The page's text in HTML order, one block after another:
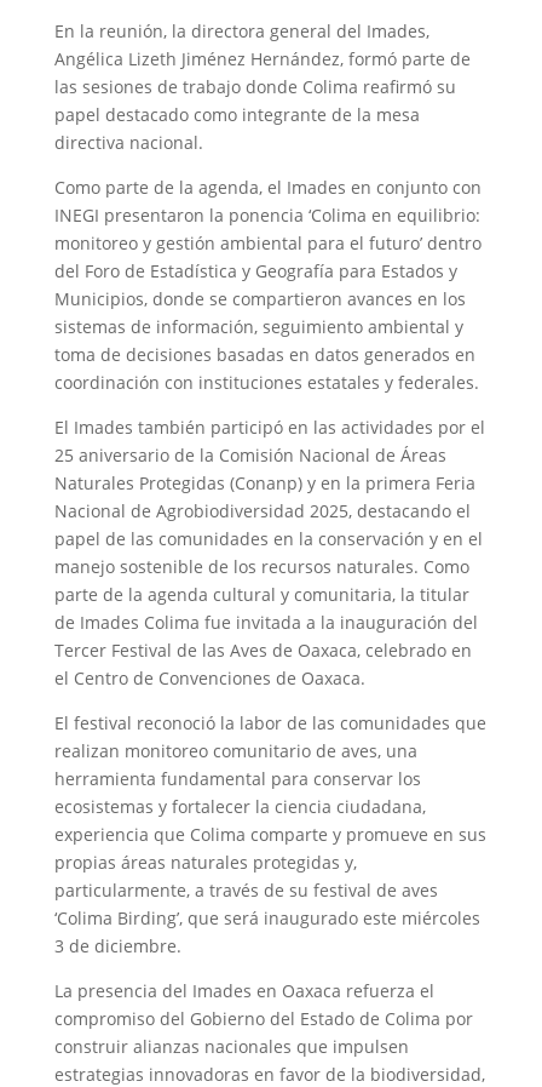
En la reunión, la directora general del Imades,
Angélica Lizeth Jiménez Hernández, formó parte de
las sesiones de trabajo donde Colima reafirmó su
papel destacado como integrante de la mesa
directiva nacional.
Como parte de la agenda, el Imades en conjunto con
INEGI presentaron la ponencia ‘Colima en equilibrio:
monitoreo y gestión ambiental para el futuro’ dentro
del Foro de Estadística y Geografía para Estados y
Municipios, donde se compartieron avances en los
sistemas de información, seguimiento ambiental y
toma de decisiones basadas en datos generados en
coordinación con instituciones estatales y federales.
El Imades también participó en las actividades por el
25 aniversario de la Comisión Nacional de Áreas
Naturales Protegidas (Conanp) y en la primera Feria
Nacional de Agrobiodiversidad 2025, destacando el
papel de las comunidades en la conservación y en el
manejo sostenible de los recursos naturales. Como
parte de la agenda cultural y comunitaria, la titular
de Imades Colima fue invitada a la inauguración del
Tercer Festival de las Aves de Oaxaca, celebrado en
el Centro de Convenciones de Oaxaca.
El festival reconoció la labor de las comunidades que
realizan monitoreo comunitario de aves, una
herramienta fundamental para conservar los
ecosistemas y fortalecer la ciencia ciudadana,
experiencia que Colima comparte y promueve en sus
propias áreas naturales protegidas y,
particularmente, a través de su festival de aves
‘Colima Birding’, que será inaugurado este miércoles
3 de diciembre.
La presencia del Imades en Oaxaca refuerza el
compromiso del Gobierno del Estado de Colima por
construir alianzas nacionales que impulsen
estrategias innovadoras en favor de la biodiversidad,